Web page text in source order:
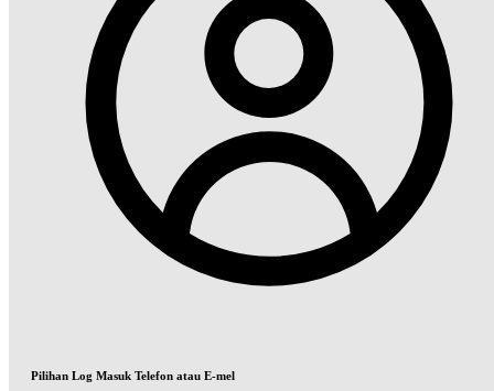
Pilihan Log Masuk Telefon atau E-mel